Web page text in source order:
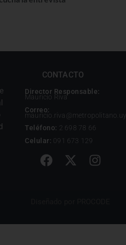
CONTACTO
Director Responsable:
Mauricio Riva
Correo:
mauricio.riva@metropolitano.uy
Teléfono: 2 698 78 66
Celular: 091 673 129